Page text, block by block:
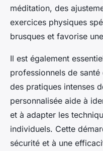
méditation, des
exercices physiques
brusques et favorise
Il est également
professionnels de santé
des pratiques intenses
personnalisée aide à
et à adapter les
individuels. Cette
sécurité et à une